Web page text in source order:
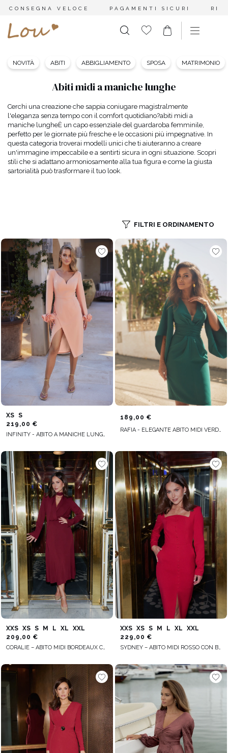
CONSEGNA VELOCE PAGAMENTI SICURI
NOVITÀ ABITI ABBIGLIAMENTO SPOSA MATRIMONIO
Abiti midi a maniche lunghe
Cerchi una creazione che sappia coniugare magistralmente
l'eleganza senza tempo con il comfort quotidiano?abiti midi a
maniche lungheÈ un capo essenziale del guardaroba femminile,
perfetto per le giornate più fresche e le occasioni più impegnative. In
questa categoria troverai modelli unici che ti aiuteranno a creare
un'immagine impeccabile e a sentirti sicura in ogni situazione. Scopri
stili che si adattano armoniosamente alla tua figura e come la giusta
sartorialità può trasformare il tuo look.
FILTRI E ORDINAMENTO
XS S
219,00 €
INFINITY - ABITO A MANICHE LUNGHE CON FINITURA FANTASIA
189,00 €
RAFIA - ELEGANTE ABITO MIDI VERDE CON SCOLLO A V E MANICHE IMPREZIOSITE
XXS XS S M L XL
XXL
209,00 €
CORALIE – ABITO MIDI BORDEAUX CON COLLETTO A SCIALLE
XXS XS S M L XL
XXL
229,00 €
SYDNEY – ABITO MIDI ROSSO CON BOTTONI